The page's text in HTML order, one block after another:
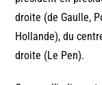
droite (de Gaulle,
Hollande), du
droite (Le Pen).